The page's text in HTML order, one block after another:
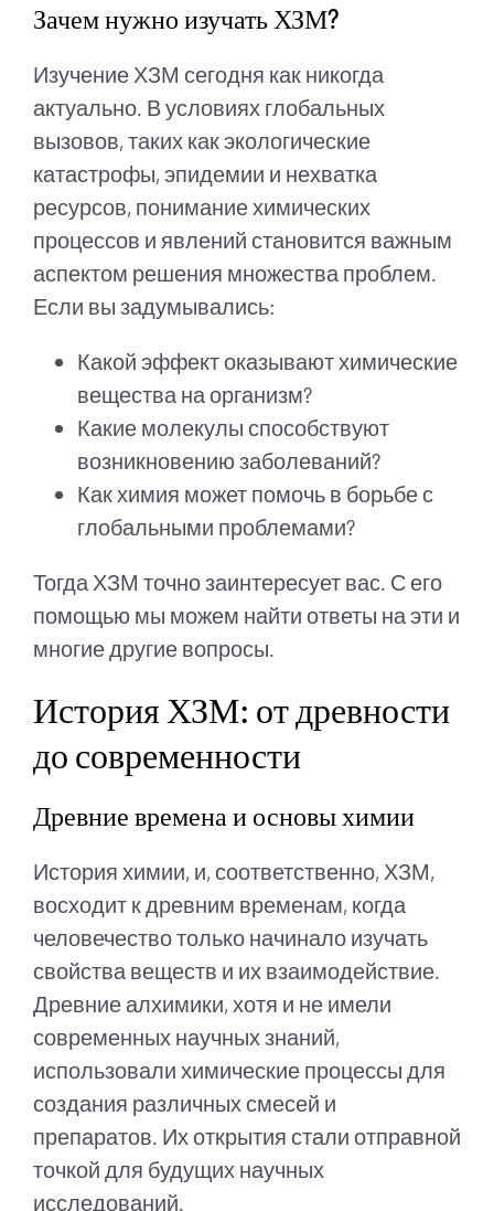
Зачем нужно изучать ХЗМ?
Изучение ХЗМ сегодня как никогда
актуально. В условиях глобальных
вызовов, таких как экологические
катастрофы, эпидемии и нехватка
ресурсов, понимание химических
процессов и явлений становится важным
аспектом решения множества проблем.
Если вы задумывались:
Какой эффект оказывают химические
вещества на организм?
Какие молекулы способствуют
возникновению заболеваний?
Как химия может помочь в борьбе с
глобальными проблемами?
Тогда ХЗМ точно заинтересует вас. С его
помощью мы можем найти ответы на эти и
многие другие вопросы.
История ХЗМ: от древности
до современности
Древние времена и основы химии
История химии, и, соответственно, ХЗМ,
восходит к древним временам, когда
человечество только начинало изучать
свойства веществ и их взаимодействие.
Древние алхимики, хотя и не имели
современных научных знаний,
использовали химические процессы для
создания различных смесей и
препаратов. Их открытия стали отправной
точкой для будущих научных
исследований.